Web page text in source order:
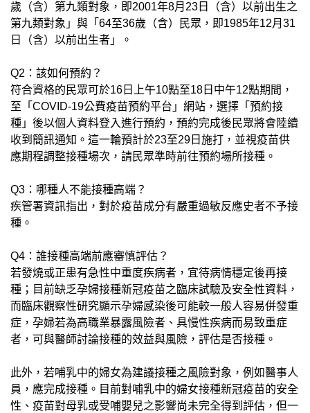
歲（含）第九類對象，即2001年8月23日（含）以前出生之
第九類對象」與「64至36歲（含）民眾，即1985年12月31
日（含）以前出生者」。
Q2：該如何預約？
符合資格的民眾可於16日上午10點至18日中午12點期間，
至「COVID-19公費疫苗預約平台」網站，選擇「預約接
種」後以個人資料登入進行預約，預約完成後民眾將會陸續
收到簡訊通知。這一輪預計於23至29日施打，並視疫苗供
應期程調整接種場次，請民眾準時前往預約場所接種。
Q3：哪種人不能接種高端？
疾管署資訊指出，對於疫苗成分有嚴重過敏反應史者不予接
種。
Q4：誰接種高端前應審慎評估？
若發燒或正患有急性中重度疾病者，宜待病情穩定後再接
種；目前缺乏孕婦接種新冠疫苗之臨床試驗及安全性資料，
而臨床觀察性研究顯示孕婦感染後可能較一般人容易併發重
症，孕婦若為高職業暴露風險者、具慢性疾病而易致重症
者，可與醫師討論接種的效益與風險，評估是否接種。
此外，若哺乳中的婦女為建議接種之風險對象，例如醫事人
員，應完成接種。目前對哺乳中的婦女接種新冠疫苗的安全
性、疫苗對母乳或受哺嬰兒之影響尚未完全得到評估，但一